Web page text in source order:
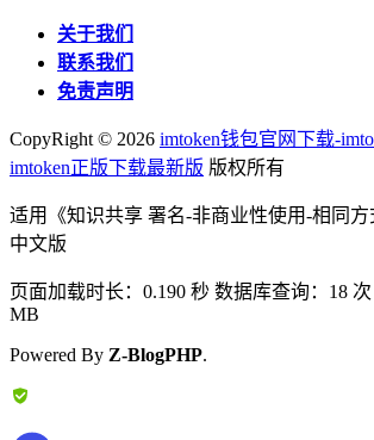
关于我们
联系我们
免责声明
CopyRight © 2026 imtoken钱包官网下载-
imtoken正版下载最新版 版权所有
适用《知识共享 署名-非商业性使用-相同方
中文版
页面加载时长：0.190 秒 数据库查询：18
MB
Powered By Z-BlogPHP.